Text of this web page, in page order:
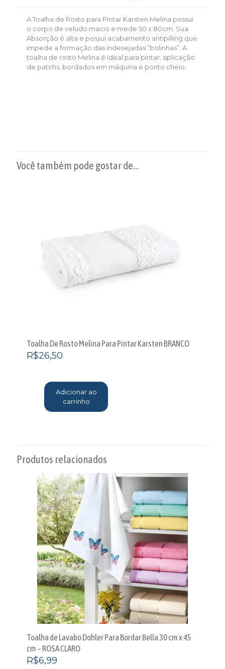
A Toalha de Rosto para Pintar Karsten Melina possui
o corpo de veludo macio e mede 50 x 80cm. Sua
Absorção é alta e possui acabamento antipilling que
impede a formação das indesejadas “bolinhas”. A
toalha de rosto Melina é ideal para pintar, aplicação
de patchs, bordados em máquina e ponto cheio.
Você também pode gostar de…
Toalha De Rosto Melina Para Pintar Karsten BRANCO
R$26,50
Adicionar ao
carrinho
Produtos relacionados
Toalha de Lavabo Dohler Para Bordar Bella 30 cm x 45
cm – ROSA CLARO
R$6,99